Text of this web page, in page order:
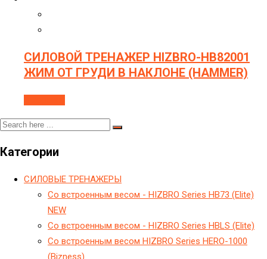
СИЛОВОЙ ТРЕНАЖЕР HIZBRO-HB82001
ЖИМ ОТ ГРУДИ В НАКЛОНЕ (HAMMER)
Категории
CИЛОВЫЕ ТРЕНАЖЕРЫ
Cо встроенным весом - HIZBRO Series HB73 (Elite)
NEW
Cо встроенным весом - HIZBRO Series HBLS (Elite)
Cо встроенным весом HIZBRO Series HERO-1000
(Bizness)